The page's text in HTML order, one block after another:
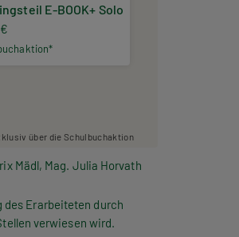
E-BOOK+ Solo
über die Schulbuchaktion
Mädl, Mag. Julia Horvath
des Erarbeiteten durch
verwiesen wird.